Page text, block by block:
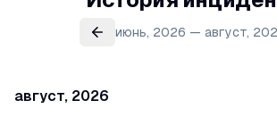
июнь, 2026 — август,
август, 2026